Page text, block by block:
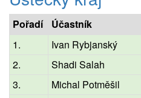
Pořadí Účastník
1.
Ivan Rybjanský
2.
Shadi Salah
3.
Michal Potměšil